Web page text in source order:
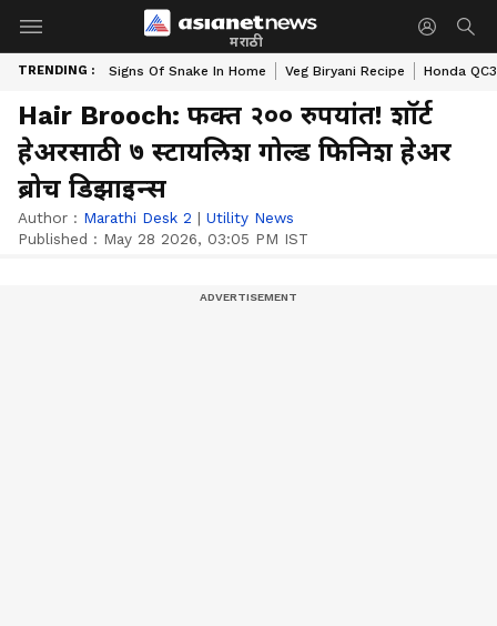
मराठी
TRENDING : Signs Of Snake In Home Veg Biryani Recipe Honda
Hair Brooch: फक्त २०० रुपयांत! शॉर्ट
हेअरसाठी ७ स्टायलिश गोल्ड फिनिश हेअर
ब्रोच डिझाइन्स
Author : Marathi Desk 2 | Utility News
Published : May 28 2026, 03:05 PM IST